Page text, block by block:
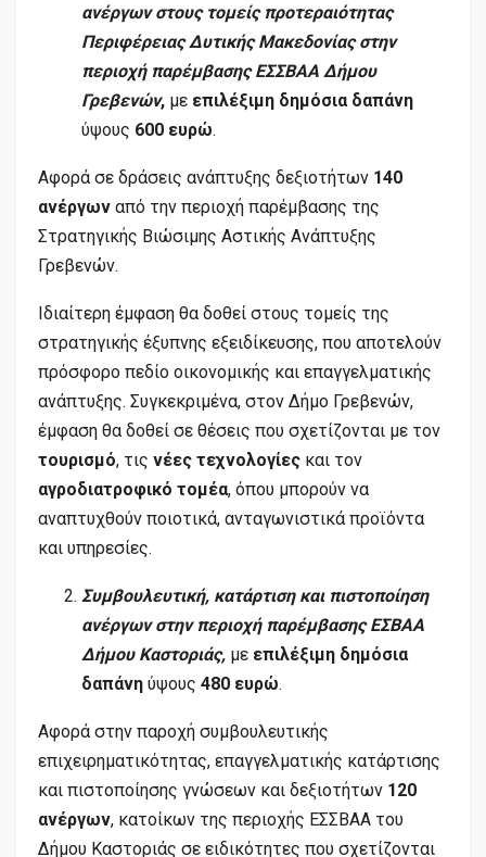
ανέργων στους τομείς προτεραιότητας
Περιφέρειας Δυτικής Μακεδονίας στην
περιοχή παρέμβασης ΕΣΣΒΑΑ Δήμου
Γρεβενών, με επιλέξιμη δημόσια δαπάνη
ύψους 600 ευρώ.
Αφορά σε δράσεις ανάπτυξης δεξιοτήτων 140
ανέργων από την περιοχή παρέμβασης της
Στρατηγικής Βιώσιμης Αστικής Ανάπτυξης
Γρεβενών.
Ιδιαίτερη έμφαση θα δοθεί στους τομείς της
στρατηγικής έξυπνης εξειδίκευσης, που αποτελούν
πρόσφορο πεδίο οικονομικής και επαγγελματικής
ανάπτυξης. Συγκεκριμένα, στον Δήμο Γρεβενών,
έμφαση θα δοθεί σε θέσεις που σχετίζονται με τον
τουρισμό, τις νέες τεχνολογίες και τον
αγροδιατροφικό τομέα, όπου μπορούν να
αναπτυχθούν ποιοτικά, ανταγωνιστικά προϊόντα
και υπηρεσίες.
Συμβουλευτική, κατάρτιση και πιστοποίηση
ανέργων στην περιοχή παρέμβασης ΕΣΒΑΑ
Δήμου Καστοριάς, με επιλέξιμη δημόσια
δαπάνη ύψους 480 ευρώ.
Αφορά στην παροχή συμβουλευτικής
επιχειρηματικότητας, επαγγελματικής κατάρτισης
και πιστοποίησης γνώσεων και δεξιοτήτων 120
ανέργων, κατοίκων της περιοχής ΕΣΣΒΑΑ του
Δήμου Καστοριάς σε ειδικότητες που σχετίζονται